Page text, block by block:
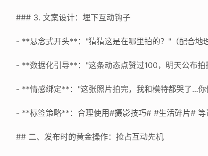
### 3. 文案设计：埋下互动钩子
- **悬念式开头**："猜猜这是在哪里拍的？"（配合地
- **数据化引导**："这条动态点赞过100，明天公布拍
- **情感绑定**："这张照片拍完，我和模特都哭了...
- **标签策略**：合理使用#摄影技巧# #生活碎片# 等
## 二、发布时的黄金操作：抢占互动先机